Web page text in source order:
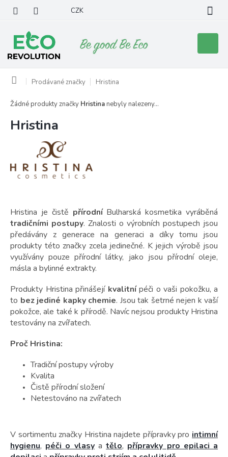
obsah
CZK
košík
Domů Prodávané značky Hristina
Hristina
Hristina je čistě přírodníBulharská kosmetika vyráběná
tradičními postupy. Znalosti o výrobních postupech jsou
předávány z generace na generaci a díky tomu jsou
produkty této značky zcela jedinečné. K jejich výrobě jsou
využívány pouze přírodní látky, jako jsou přírodní oleje,
másla a bylinné extrakty.
Produkty Hristina přinášejí kvalitnípéči o vaši pokožku, a
to bez jediné kapky chemie. Jsou tak šetrné nejen k vaší
pokožce, ale také k přírodě. Navíc nejsou produkty Hristina
testovány na zvířatech.
Proč Hristina:
Tradiční postupy výroby
Kvalita
Čistě přírodní složení
Netestováno na zvířatech
V sortimentu značky Hristina najdete přípravky pro intimní
hygienu, péči o vlasyatělo, přípravky pro epilaci a
Žádné produkty značky Hristina nebyly nalezeny...